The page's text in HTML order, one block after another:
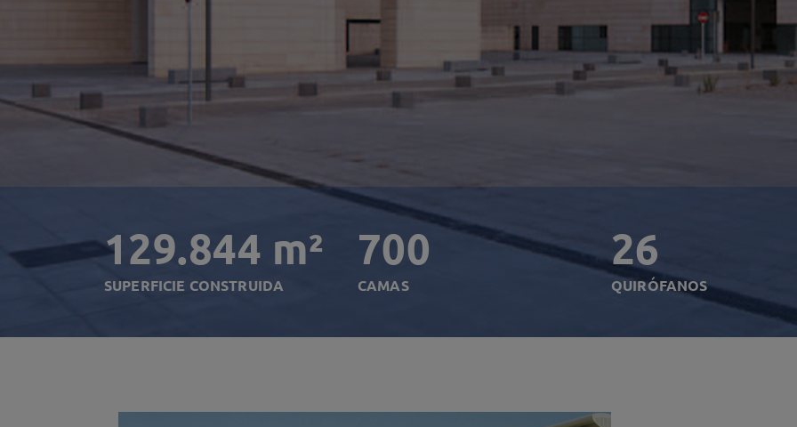
129.844 m²
SUPERFICIE CONSTRUIDA
700
CAMAS
26
QUIRÓFANOS